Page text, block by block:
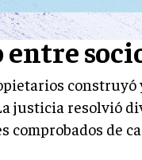
ordenó
justicia resolvió
comprobados de